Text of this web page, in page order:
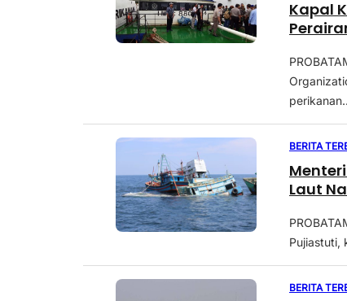
Kapal
BERITA
Laut
Pujiastuti,
BERITA